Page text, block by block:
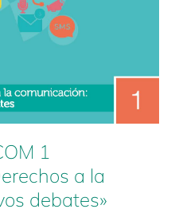
1
a la
debates»